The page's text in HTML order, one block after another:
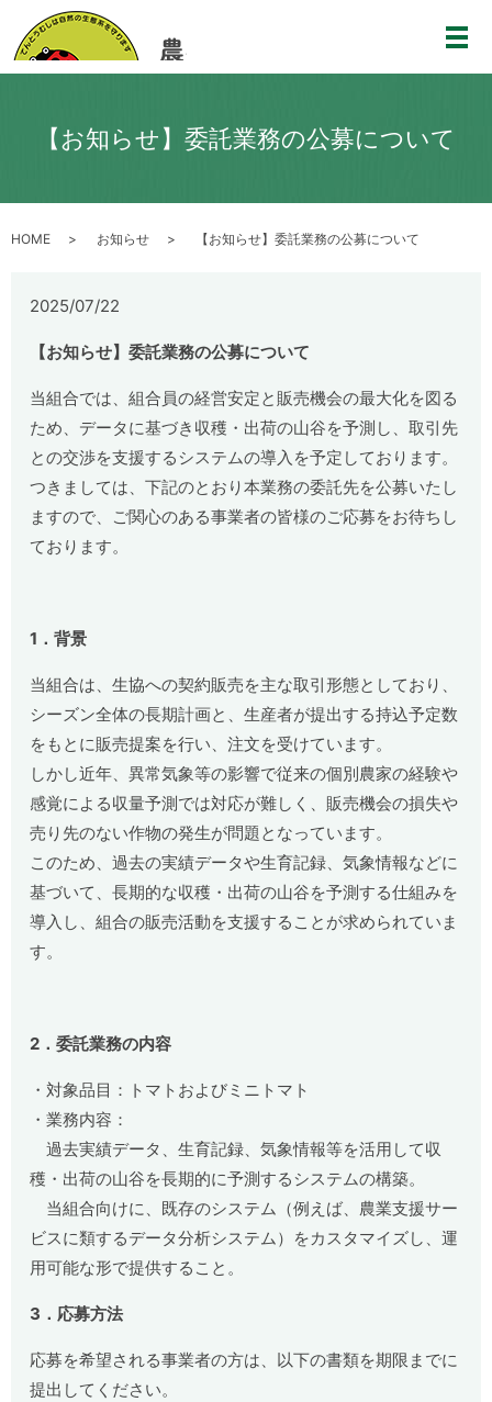
メ
【お知らせ】委託業務の公募について
HOME お知らせ 【お知らせ】委託業務の公募について
2025/07/22
【お知らせ】委託業務の公募について
当組合では、組合員の経営安定と販売機会の最大化を図る
ため、データに基づき収穫・出荷の山谷を予測し、取引先
との交渉を支援するシステムの導入を予定しております。
つきましては、下記のとおり本業務の委託先を公募いたし
ますので、ご関心のある事業者の皆様のご応募をお待ちし
ております。
1 ．背景
当組合は、生協への契約販売を主な取引形態としており、
シーズン全体の長期計画と、生産者が提出する持込予定数
をもとに販売提案を行い、注文を受けています。
しかし近年、異常気象等の影響で従来の個別農家の経験や
感覚による収量予測では対応が難しく、販売機会の損失や
売り先のない作物の発生が問題となっています。
このため、過去の実績データや生育記録、気象情報などに
基づいて、長期的な収穫・出荷の山谷を予測する仕組みを
導入し、組合の販売活動を支援することが求められていま
す。
2 ．委託業務の内容
・対象品目：トマトおよびミニトマト
・業務内容：
過去実績データ、生育記録、気象情報等を活用して収
穫・出荷の山谷を長期的に予測するシステムの構築。
当組合向けに、既存のシステム（例えば、農業支援サー
ビスに類するデータ分析システム）をカスタマイズし、運
用可能な形で提供すること。
3 ．応募方法
応募を希望される事業者の方は、以下の書類を期限までに
提出してください。